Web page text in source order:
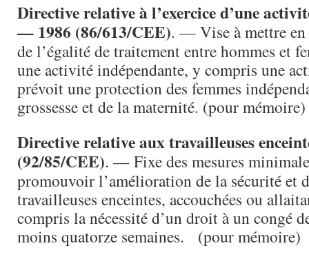
Directive relative à l’exercice d’une
— 1986 (86/613/CEE). — Vise à mettre
de l’égalité de traitement entre hommes et
une activité indépendante, y compris une
prévoit une protection des femmes
grossesse et de la maternité. (pour mémoire)
Directive relative aux travailleuses
(92/85/CEE). — Fixe des mesures
promouvoir l’amélioration de la sécurité et
travailleuses enceintes, accouchées ou
compris la nécessité d’un droit à un congé
moins quatorze semaines. (pour mémoire)